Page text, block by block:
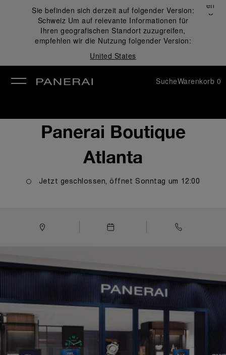
Sie befinden sich derzeit auf folgender Version:
Schweiz Um auf relevante Informationen für
Ihren geografischen Standort zuzugreifen,
empfehlen wir die Nutzung folgender Version:
United States
Schließen
✕
SucheWarenkorb 0
Panerai Boutique
Atlanta
Jetzt geschlossen, öffnet Sonntag um 12:00